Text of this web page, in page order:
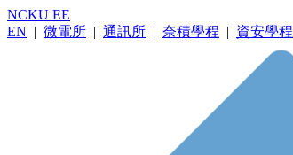
NCKU EE
EN | 微電所 | 通訊所 | 奈積學程 | 資安學程